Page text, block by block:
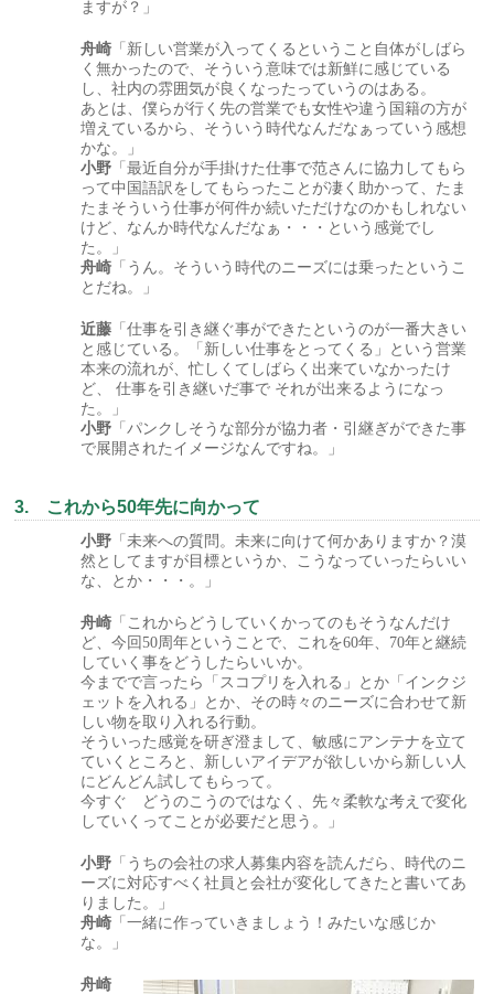
ますが？」
舟崎 「新しい営業が入ってくるということ自体がしばら
く無かったので、そういう意味では新鮮に感じている
し、社内の雰囲気が良くなったっていうのはある。
あとは、僕らが行く先の営業でも女性や違う国籍の方が
増えているから、そういう時代なんだなぁっていう感想
かな。」
小野 「最近自分が手掛けた仕事で范さんに協力してもら
って中国語訳をしてもらったことが凄く助かって、たま
たまそういう仕事が何件か続いただけなのかもしれない
けど、なんか時代なんだなぁ・・・という感覚でし
た。」
舟崎 「うん。そういう時代のニーズには乗ったというこ
とだね。」
近藤 「仕事を引き継ぐ事ができたというのが一番大きい
と感じている。「新しい仕事をとってくる」という営業
本来の流れが、忙しくてしばらく出来ていなかったけ
ど、 仕事を引き継いだ事で それが出来るようになっ
た。」
小野 「パンクしそうな部分が協力者・引継ぎができた事
で展開されたイメージなんですね。」
3. これから50年先に向かって
小野 「未来への質問。未来に向けて何かありますか？漠
然としてますが目標というか、こうなっていったらいい
な、とか・・・。」
舟崎 「これからどうしていくかってのもそうなんだけ
ど、今回50周年ということで、これを60年、70年と継続
していく事をどうしたらいいか。
今までで言ったら「スコプリを入れる」とか「インクジ
ェットを入れる」とか、その時々のニーズに合わせて新
しい物を取り入れる行動。
そういった感覚を研ぎ澄まして、敏感にアンテナを立て
ていくところと、新しいアイデアが欲しいから新しい人
にどんどん試してもらって。
今すぐ どうのこうのではなく、先々柔軟な考えで変化
していくってことが必要だと思う。」
小野 「うちの会社の求人募集内容を読んだら、時代のニ
ーズに対応すべく社員と会社が変化してきたと書いてあ
りました。」
舟崎 「一緒に作っていきましょう！みたいな感じか
な。」
舟崎